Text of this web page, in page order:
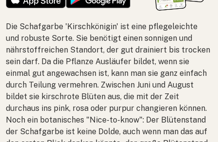
Die Schafgarbe 'Kirschkönigin' ist eine pflegeleichte
und robuste Sorte. Sie benötigt einen sonnigen und
nährstoffreichen Standort, der gut drainiert bis trocken
sein darf. Da die Pflanze Ausläufer bildet, wenn sie
einmal gut angewachsen ist, kann man sie ganz einfach
durch Teilung vermehren. Zwischen Juni und August
bildet sie kirschrote Blüten aus, die mit der Zeit
durchaus ins pink, rosa oder purpur changieren können.
Noch ein botanisches "Nice-to-know": Der Blütenstand
der Schafgarbe ist keine Dolde, auch wenn man das auf